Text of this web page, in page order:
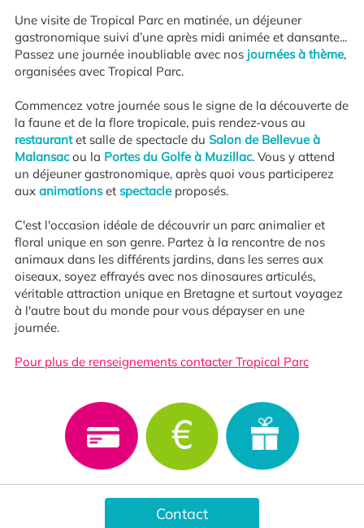
Une visite de Tropical Parc en matinée, un déjeuner
gastronomique suivi d’une après midi animée et dansante...
Passez une journée inoubliable avec nos journées à thème,
organisées avec Tropical Parc.
Commencez votre journée sous le signe de la découverte de
la faune et de la flore tropicale, puis rendez-vous au
restaurantet salle de spectacle du Salon de Bellevue à
Malansacou la Portes du Golfe à Muzillac. Vous y attend
un déjeuner gastronomique, après quoi vous participerez
aux animationset spectacle proposés.
C'est l'occasion idéale de découvrir un parc animalier et
floral unique en son genre. Partez à la rencontre de nos
animaux dans les différents jardins, dans les serres aux
oiseaux, soyez effrayés avec nos dinosaures articulés,
véritable attraction unique en Bretagne et surtout voyagez
à l'autre bout du monde pour vous dépayser en une
journée.
Pour plus de renseignements contacter Tropical Parc
Contact